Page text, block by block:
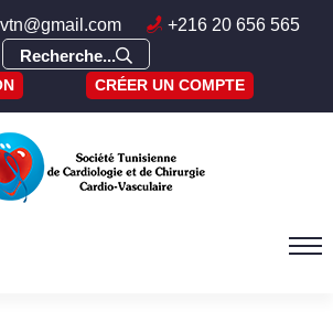
+216 20 656 565
Recherche...
CRÉER UN COMPTE